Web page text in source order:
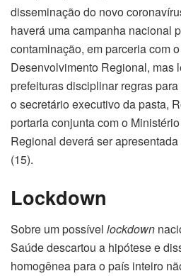
disseminação do novo
haverá uma campanha nacional
contaminação, em parceria com
Desenvolvimento Regional, mas
prefeituras disciplinar regras
o secretário executivo da pasta,
portaria conjunta com o
Regional deverá ser
(15).
Lockdown
Sobre um possível lockdown
Saúde descartou a hipótese e
homogênea para o país inteiro